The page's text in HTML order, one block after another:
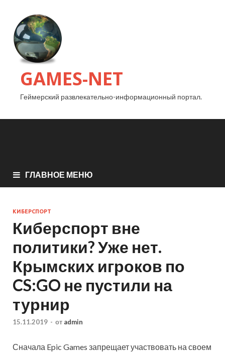
GAMES-NET
Геймерский развлекательно-информационный портал.
ГЛАВНОЕ МЕНЮ
КИБЕРСПОРТ
Киберспорт вне
политики? Уже нет.
Крымских игроков по
CS:GO не пустили на
турнир
15.11.2019 - от admin
Сначала Epic Games запрещает участвовать на своем